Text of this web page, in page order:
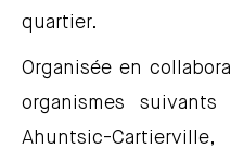
quartier.
Organisée en
organismes suivants
Ahuntsic-